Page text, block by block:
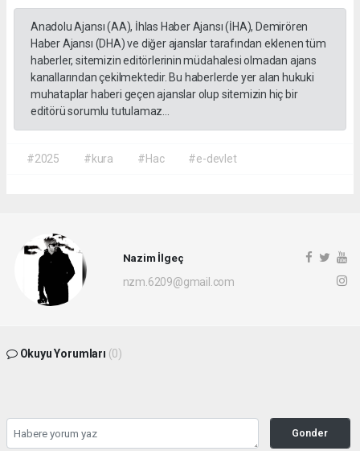
Anadolu Ajansı (AA), İhlas Haber Ajansı (İHA), Demirören
Haber Ajansı (DHA) ve diğer ajanslar tarafından eklenen tüm
haberler, sitemizin editörlerinin müdahalesi olmadan ajans
kanallarından çekilmektedir. Bu haberlerde yer alan hukuki
muhataplar haberi geçen ajanslar olup sitemizin hiç bir
editörü sorumlu tutulamaz...
#2025 #kura #Hac #e-devlet
Nazim İlgeç
nzm.6209@gmail.com
Okuyu Yorumları (0)
Gonder